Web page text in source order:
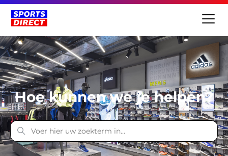
Sports World (NL)
Hoe kunnen we je helpen?